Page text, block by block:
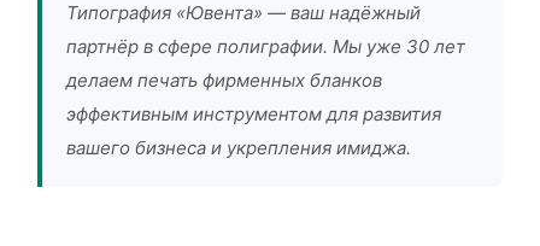
Типография «Ювента» — ваш надёжный
партнёр в сфере полиграфии. Мы уже 30 лет
делаем печать фирменных бланков
эффективным инструментом для развития
вашего бизнеса и укрепления имиджа.